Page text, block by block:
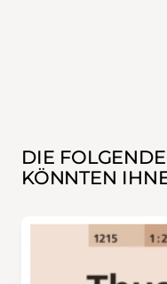
DIE
KÖNNTEN